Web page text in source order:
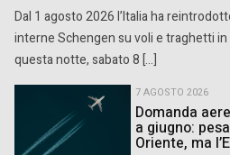
Dal 1 agosto 2026 l’Italia ha
interne Schengen su voli e traghetti in
questa notte, sabato 8 […]
7 AGOSTO 2026
Domanda
a giugno:
Oriente, ma